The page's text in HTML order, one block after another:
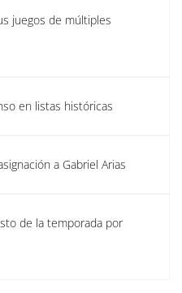
juegos de múltiples
en listas históricas
a Gabriel Arias
de la temporada por